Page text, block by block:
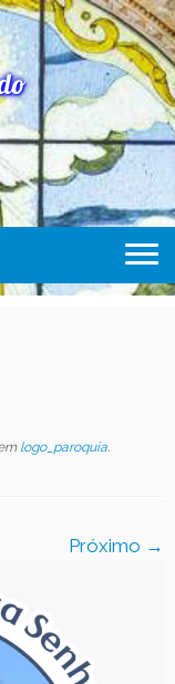
logo_paroquia.
Próximo →